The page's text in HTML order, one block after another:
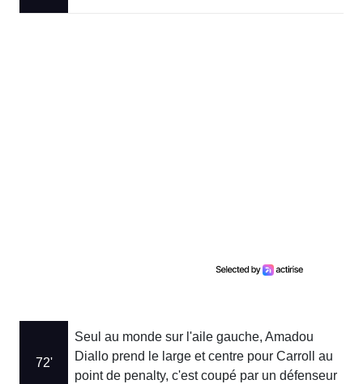
72'
Seul au monde sur l'aile gauche, Amadou
Diallo prend le large et centre pour Carroll au
point de penalty, c'est coupé par un défenseur